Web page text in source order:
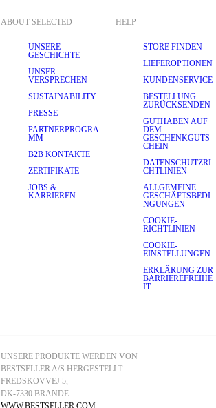
ABOUT SELECTED
UNSERE
GESCHICHTE
UNSER
VERSPRECHEN
SUSTAINABILITY
PRESSE
PARTNERPROGRA
MM
B2B KONTAKTE
ZERTIFIKATE
JOBS &
KARRIEREN
HELP
STORE FINDEN
LIEFEROPTIONEN
KUNDENSERVICE
BESTELLUNG
ZURÜCKSENDEN
GUTHABEN AUF
DEM
GESCHENKGUTS
CHEIN
DATENSCHUTZRI
CHTLINIEN
ALLGEMEINE
GESCHÄFTSBEDI
NGUNGEN
COOKIE-
RICHTLINIEN
COOKIE-
EINSTELLUNGEN
ERKLÄRUNG ZUR
BARRIEREFREIHE
IT
UNSERE PRODUKTE WERDEN VON
BESTSELLER A/S HERGESTELLT.
FREDSKOVVEJ 5,
DK-7330 BRANDE
WWW.BESTSELLER.COM